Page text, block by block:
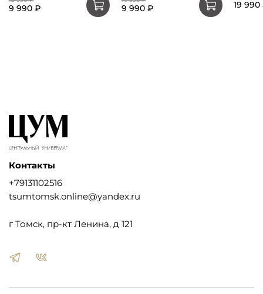
9 990 ₽ 9 990 ₽
19
Контакты
+79131102516
tsumtomsk.online@yandex.ru
г Томск, пр-кт Ленина, д 121